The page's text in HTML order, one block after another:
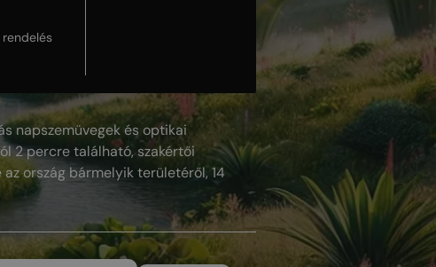
rendelés
napszemüvegek és optikai
2 percre található, szakértői
ország bármelyik területéről, 14